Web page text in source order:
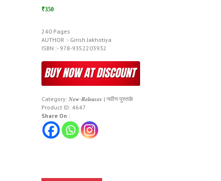
₹350
240 Pages
AUTHOR :- Girish Jakhotiya
ISBN :- 978-9352203932
Category: 𝑵𝒆𝒘-𝑹𝒆𝒍𝒆𝒂𝒔𝒆𝒔 | नवीन पुस्तके
Product ID: 4647
Share On :